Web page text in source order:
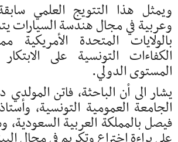
ويمثل هذا التتويج العلمي
وعربية في مجال هندسة السيارات
بالولايات المتحدة
الكفاءات التونسية على
المستوى الدولي.
يشار الى أن الباحثة، فاتن
الجامعة العمومية التونسية،
فيصل بالمملكة العربية